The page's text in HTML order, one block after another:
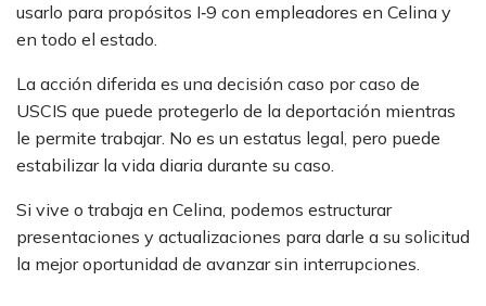
usarlo para propósitos I‑9 con empleadores en Celina y
en todo el estado.
La acción diferida es una decisión caso por caso de
USCIS que puede protegerlo de la deportación mientras
le permite trabajar. No es un estatus legal, pero puede
estabilizar la vida diaria durante su caso.
Si vive o trabaja en Celina, podemos estructurar
presentaciones y actualizaciones para darle a su solicitud
la mejor oportunidad de avanzar sin interrupciones.